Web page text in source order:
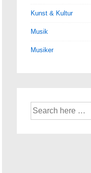
Kunst & Kultur
Musik
Musiker
Suche
nach: